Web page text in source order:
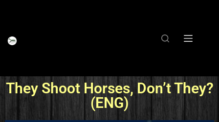
They Shoot Horses, Don’t They?
(ENG)